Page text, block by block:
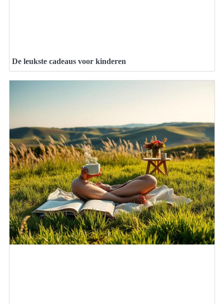
De leukste cadeaus voor kinderen